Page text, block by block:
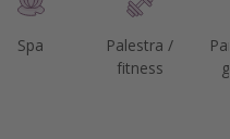
Spa
Palestra /
fitness